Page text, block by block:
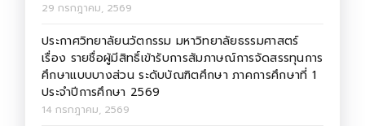
29 กรกฎาคม, 2569
ประกาศวิทยาลัยนวัตกรรม มหาวิทยาลัยธรรมศาสตร์
เรื่อง รายชื่อผู้มีสิทธิ์เข้ารับการสัมภาษณ์การจัดสรรทุนการ
ศึกษาแบบบางส่วน ระดับบัณฑิตศึกษา ภาคการศึกษาที่ 1
ประจำปีการศึกษา 2569
14 กรกฎาคม, 2569